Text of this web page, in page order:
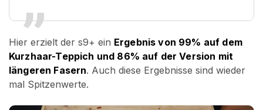
Hier erzielt der s9+ ein Ergebnis von 99% auf dem
Kurzhaar-Teppich und 86% auf der Version mit
längeren Fasern. Auch diese Ergebnisse sind wieder
mal Spitzenwerte.